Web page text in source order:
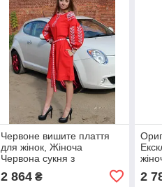
Червоне вишите плаття
для жінок, Жіноча
Червона сукня з
Українські сукні
2 864₴ 2